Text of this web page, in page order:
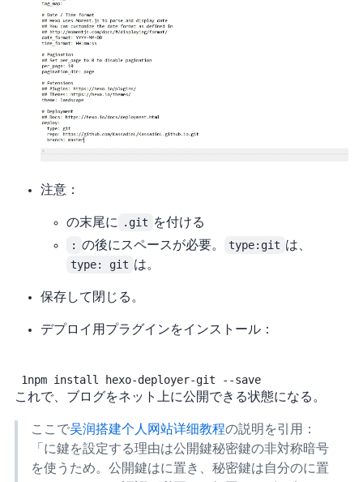
注意：
URLの末尾に .git を付ける
: の後にスペースが必要。 type:git はNG、
type: git はOK。
保存して閉じる。
デプロイ用プラグインをインストール：
1npm install hexo-deployer-git --save
これで、ブログをネット上に公開できる状態になる。
ここで吴润 - GitHub+Hexo 搭建个人网站详细教程の説明を引用：
「GitHubに鍵を設定する理由は公開鍵/秘密鍵の非対称暗号
を使うため。公開鍵はGitHubに置き、秘密鍵は自分のPCに置